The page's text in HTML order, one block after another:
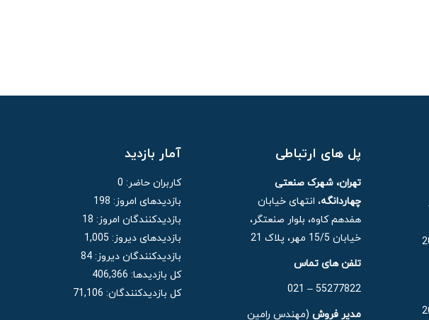
پل های ارتباطی
تهران، شهرک صنعتی
چهاردانگه، انتهای خیابان
هفدهم کاوه، بلوار صنعتگر،
خیابان 15/5 مهر، پلاک 21
تلفن های تماس
55277822 – 021
مدیر فروش (مهندس رامین
آمار بازدید
کاربران حاضر: 0
بازدیدهای امروز: 198
بازدیدکنندگان امروز: 18
بازدیدهای دیروز: 1,005
بازدیدکنندگان دیروز: 84
کل بازدیدها: 406,366
کل بازدیدکنند‌گان: 71,106